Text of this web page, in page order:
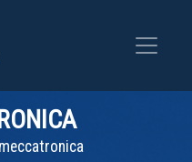
meccatronica